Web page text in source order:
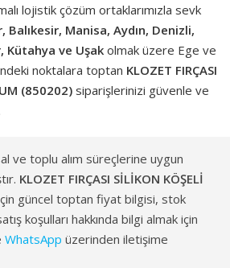
lojistik çözüm ortaklarımızla sevk
Balıkesir, Manisa, Aydın, Denizli,
Kütahya ve Uşak olmak üzere Ege ve
noktalara toptan KLOZET FIRÇASI
(850202) siparişlerinizi güvenle ve
ve toplu alım süreçlerine uygun
KLOZET FIRÇASI SİLİKON KÖŞELİ
güncel toptan fiyat bilgisi, stok
koşulları hakkında bilgi almak için
WhatsApp üzerinden iletişime